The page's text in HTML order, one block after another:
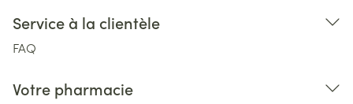
Service à la clientèle
FAQ
Votre pharmacie